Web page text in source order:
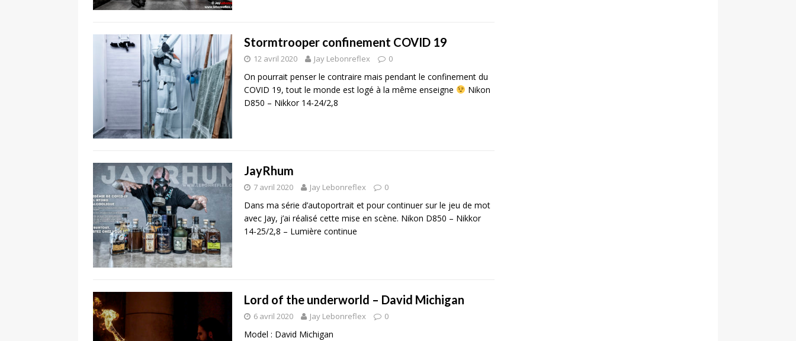
Stormtrooper confinement COVID 19
12 avril 2020 Jay Lebonreflex 0
On pourrait penser le contraire mais pendant le confinement du
COVID 19, tout le monde est logé à la même enseigne
Nikon
D850 – Nikkor 14-24/2,8
JayRhum
7 avril 2020 Jay Lebonreflex 0
Dans ma série d’autoportrait et pour continuer sur le jeu de mot
avec Jay, j’ai réalisé cette mise en scène. Nikon D850 – Nikkor
14-25/2,8 – Lumière continue
Lord of the underworld – David Michigan
6 avril 2020 Jay Lebonreflex 0
Model : David Michigan